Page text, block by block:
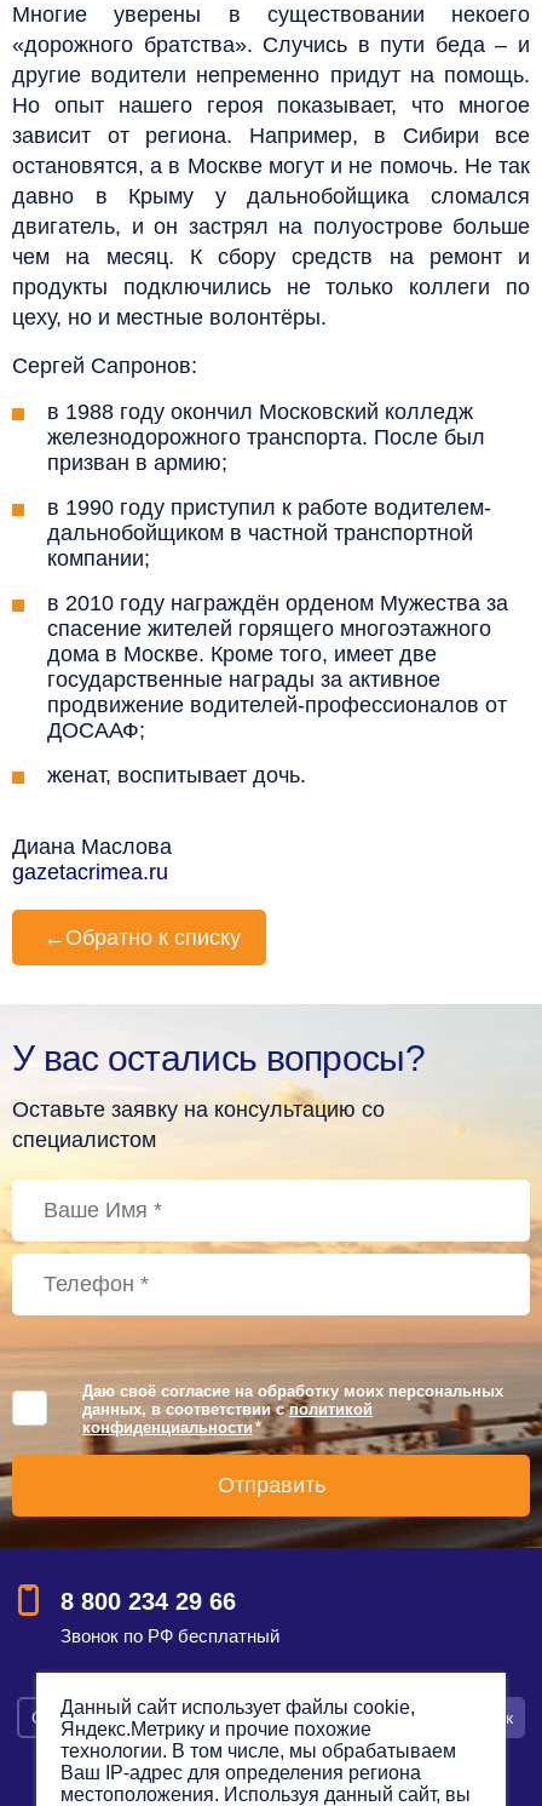
Многие уверены в существовании некоего
«дорожного братства». Случись в пути беда – и
другие водители непременно придут на помощь.
Но опыт нашего героя показывает, что многое
зависит от региона. Например, в Сибири все
остановятся, а в Москве могут и не помочь. Не так
давно в Крыму у дальнобойщика сломался
двигатель, и он застрял на полуострове больше
чем на месяц. К сбору средств на ремонт и
продукты подключились не только коллеги по
цеху, но и местные волонтёры.
Сергей Сапронов:
в 1988 году окончил Московский колледж
железнодорожного транспорта. После был
призван в армию;
в 1990 году приступил к работе водителем-
дальнобойщиком в частной транспортной
компании;
в 2010 году награждён орденом Мужества за
спасение жителей горящего многоэтажного
дома в Москве. Кроме того, имеет две
государственные награды за активное
продвижение водителей-профессионалов от
ДОСААФ;
женат, воспитывает дочь.
Диана Маслова
gazetacrimea.ru
← Обратно к списку
У вас остались вопросы?
Оставьте заявку на консультацию со
специалистом
Даю своё согласие на обработку моих персональных
данных, в соответствии сполитикой
конфиденциальности *
8 800 234 29 66
Звонок по РФ бесплатный
Смотреть на карте Оставить заявку Заказать звонок
Данный сайт использует файлы cookie,
Яндекс.Метрику и прочие похожие
технологии. В том числе, мы обрабатываем
Ваш IP-адрес для определения региона
местоположения. Используя данный сайт, вы